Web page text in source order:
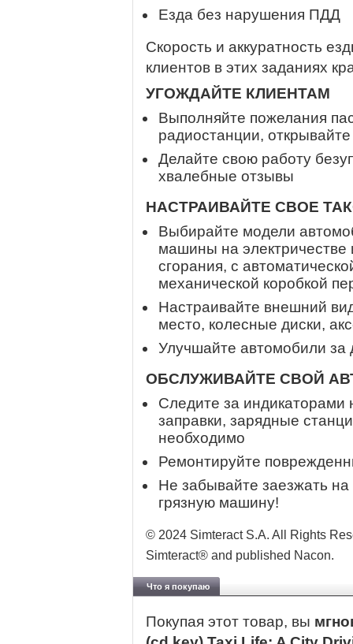
Езда без нарушения ПДД
Скорость и аккуратность
клиентов в этих заданиях
УГОЖДАЙТЕ КЛИЕНТАМ
Выполняйте пожелания
радиостанции, открывайте
Делайте свою работу
хвалебные отзывы
НАСТРАИВАЙТЕ СВОЕ
Выбирайте модели
машины на электричестве
сгорания, с
механической коробкой
Настраивайте внешний
место, колесные диски,
Улучшайте автомобили за
ОБСЛУЖИВАЙТЕ СВОЙ
Следите за
заправки, зарядные
необходимо
Ремонтируйте
Не забывайте заезжать
грязную машину!
© 2024 Simteract S.A. All Rights
Simteract® and published Nacon.
Что я покупаю
Покупая этот товар, вы